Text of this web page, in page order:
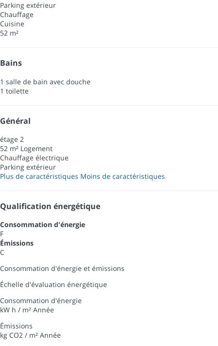
Parking extérieur
Chauffage
Cuisine
52 m²
Bains
1 salle de bain avec douche
1 toilette
Général
étage 2
52 m² Logement
Chauffage électrique
Parking extérieur
Plus de caractéristiques Moins de caractéristiques
Qualification énergétique
Consommation d'énergie
F
Émissions
C
Consommation d'énergie et émissions
Échelle d'évaluation énergétique
Consommation d'énergie
kW h / m² Année
Émissions
kg CO2 / m² Année